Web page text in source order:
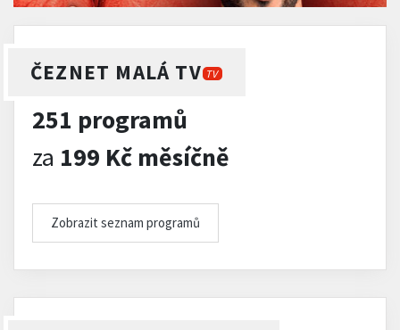
ČEZNET MALÁ TV TV
251 programů
za 199 Kč měsíčně
Zobrazit seznam programů